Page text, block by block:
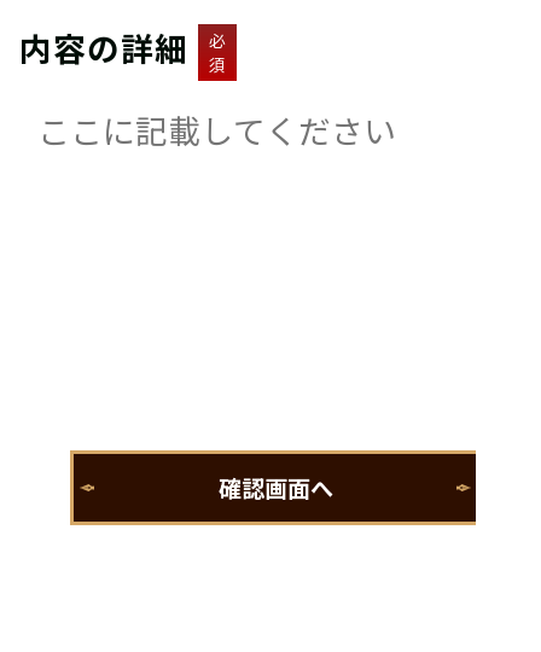
内容の詳細
必
須